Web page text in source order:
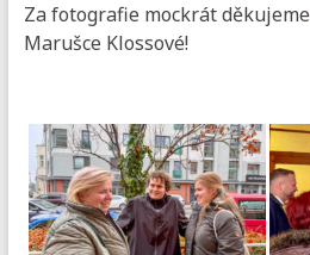
Za fotografie mockrát děkujeme
Marušce Klossové!